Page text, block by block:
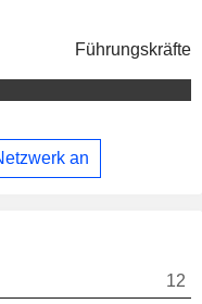
Führungskräfte
an
12